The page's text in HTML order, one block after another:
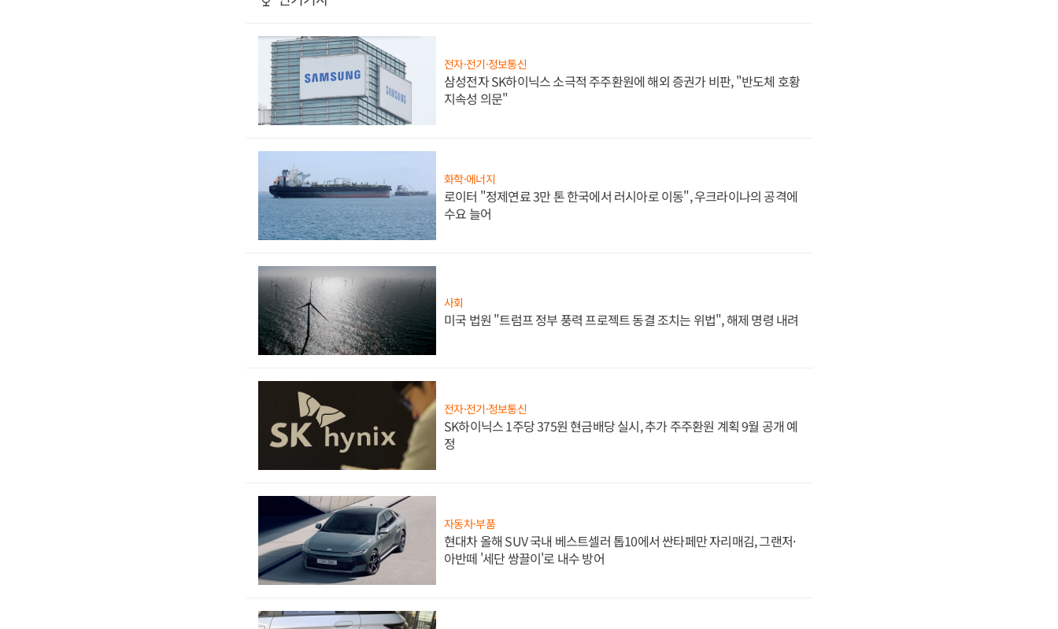
전자·전기·정보통신
삼성전자 SK하이닉스 소극적 주주환원에 해외 증권가 비판, "반도체 호황
지속성 의문"
화학·에너지
로이터 "정제연료 3만 톤 한국에서 러시아로 이동", 우크라이나의 공격에
수요 늘어
사회
미국 법원 "트럼프 정부 풍력 프로젝트 동결 조치는 위법", 해제 명령 내려
전자·전기·정보통신
SK하이닉스 1주당 375원 현금배당 실시, 추가 주주환원 계획 9월 공개 예
정
자동차·부품
현대차 올해 SUV 국내 베스트셀러 톱10에서 싼타페만 자리매김, 그랜저·
아반떼 '세단 쌍끌이'로 내수 방어